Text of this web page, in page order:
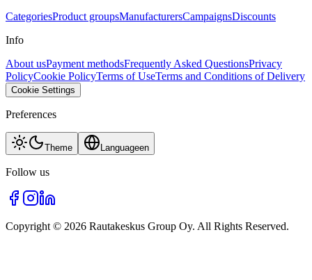
CategoriesProduct groupsManufacturersCampaignsDiscounts
Info
About usPayment methodsFrequently Asked QuestionsPrivacy
PolicyCookie PolicyTerms of UseTerms and Conditions of Delivery
Cookie Settings
Preferences
Theme Languageen
Follow us
Copyright © 2026 Rautakeskus Group Oy. All Rights Reserved.